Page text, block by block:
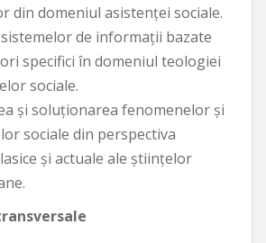
din domeniul asistenţei sociale.
de informaţii bazate
specifici în domeniul teologiei
sociale.
şi soluţionarea fenomenelor şi
sociale din perspectiva
şi actuale ale ştiinţelor